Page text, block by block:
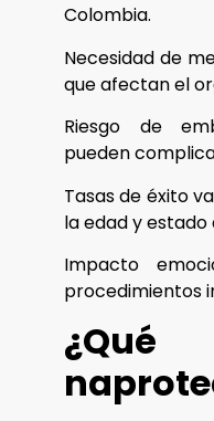
Colombia.
Necesidad de
que afectan el
Riesgo de
pueden
Tasas de éxito
la edad y estado
Impacto
procedimientos